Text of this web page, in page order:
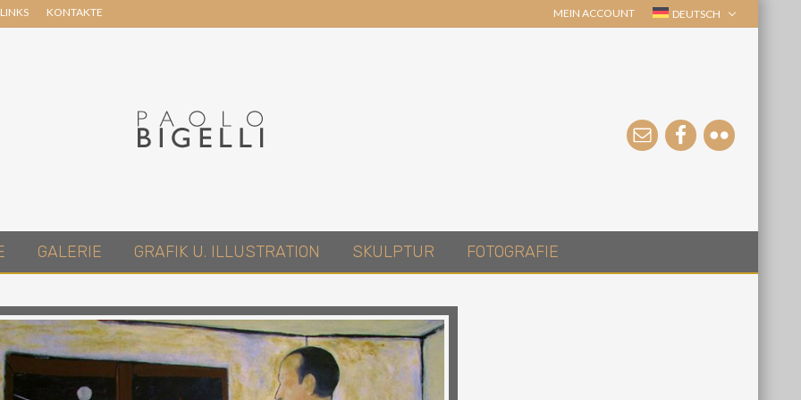
LINKS KONTAKTE MEIN ACCOUNT DEUTSCH
Pittore
in
Roma
GALERIE GRAFIK U. ILLUSTRATION SKULPTUR FOTOGRAFIE